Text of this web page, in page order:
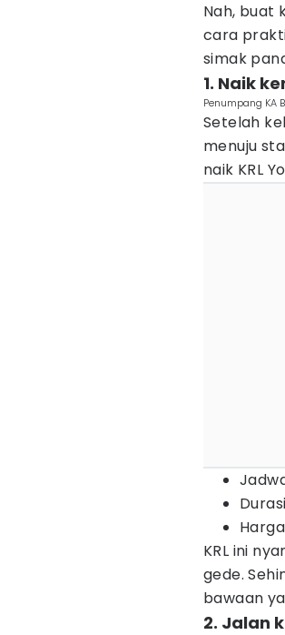
Nah, buat
cara
simak
1. Naik
Penumpang KA
Setelah
menuju
naik KRL
KRL ini
gede.
bawaan
2. Jalan